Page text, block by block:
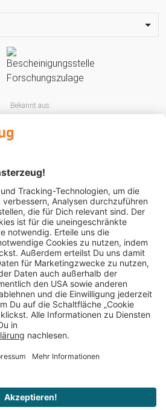
Bekannt aus:
Mitglied im:
AGB Widerrufsbelehrung
Vertrag widerrufen